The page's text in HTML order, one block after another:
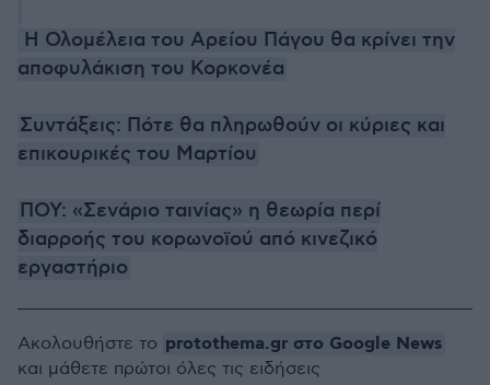
Η Ολομέλεια του Αρείου Πάγου θα κρίνει την
αποφυλάκιση του Κορκονέα
Συντάξεις: Πότε θα πληρωθούν οι κύριες και
επικουρικές του Μαρτίου
ΠΟΥ: «Σενάριο ταινίας» η θεωρία περί
διαρροής του κορωνοϊού από κινεζικό
εργαστήριο
Ακολουθήστε το protothema.gr στο Google News
και μάθετε πρώτοι όλες τις ειδήσεις